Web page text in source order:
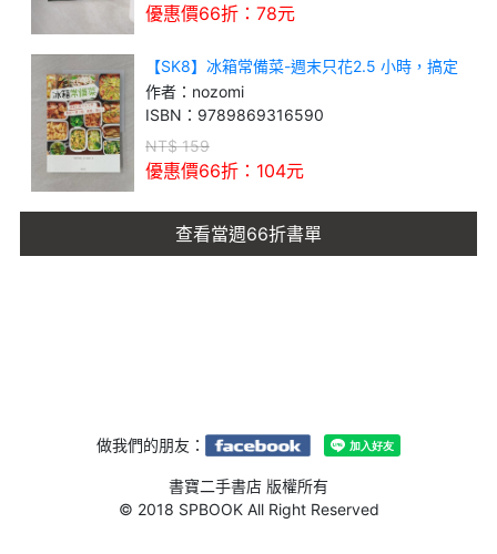
優惠價66折： 78元
【SK8】冰箱常備菜-週末只花2.5 小時，搞定
一週三餐、便當、點心！
作者： nozomi
ISBN： 9789869316590
NT$159
優惠價66折： 104元
查看當週66折書單
做我們的朋友：
書寶二手書店 版權所有
© 2018 SPBOOK All Right Reserved